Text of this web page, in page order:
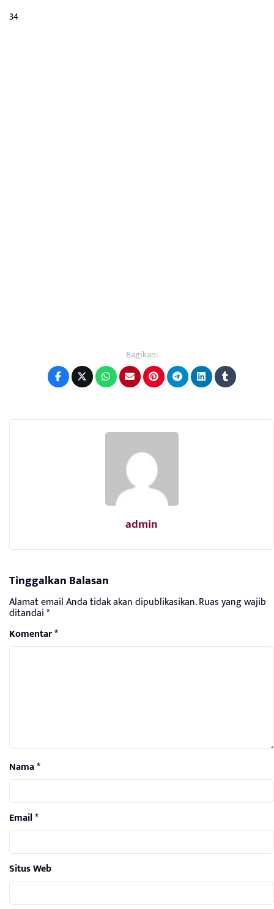
34
Bagikan:
admin
Tinggalkan Balasan
Alamat email Anda tidak akan dipublikasikan.Ruas yang wajib
ditandai*
Komentar*
Nama*
Email*
Situs Web